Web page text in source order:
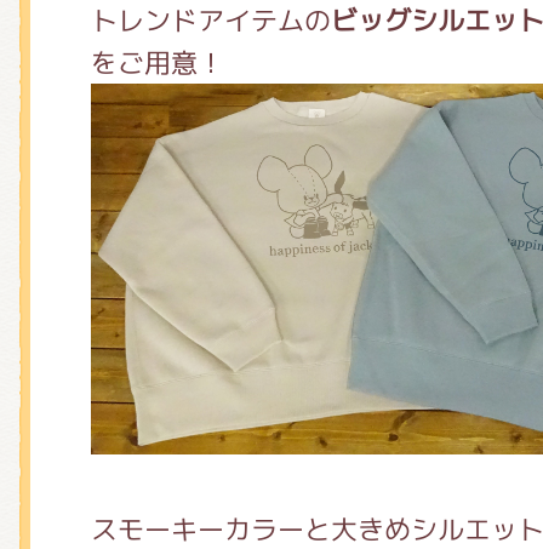
トレンドアイテムのビッグシルエッ
をご用意！
スモーキーカラーと大きめシルエッ